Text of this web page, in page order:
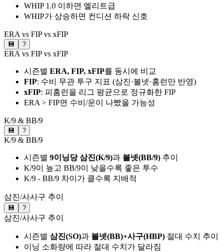
WHIP 1.0 이하면 엘리트급
WHIP가 상승하면 컨디션 하락 신호
ERA vs FIP vs xFIP
💾 ?
ERA vs FIP vs xFIP
시즌별 ERA, FIP, xFIP를 동시에 비교
FIP: 수비 무관 투구 지표 (삼진·볼넷·홈런만 반영)
xFIP: 피홈런을 리그 평균으로 정규화한 FIP
ERA > FIP면 수비/운이 나빴을 가능성
K/9 & BB/9
💾 ?
K/9 & BB/9
시즌별 9이닝당 삼진(K/9)과 볼넷(BB/9) 추이
K/9이 높고 BB/9이 낮을수록 좋은 투수
K/9 - BB/9 차이가 클수록 지배적
삼진/사사구 추이
💾 ?
삼진/사사구 추이
시즌별 삼진(SO)과 볼넷(BB)+사구(HBP) 절대 수치 추이
이닝 소화량에 따라 절대 수치가 달라짐